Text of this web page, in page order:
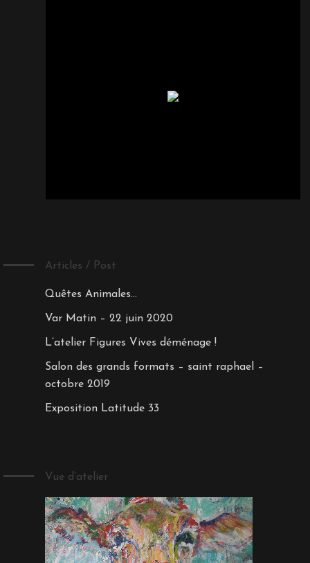
Articles / Post
Quêtes Animales…
Var Matin – 22 juin 2020
L’atelier Figures Vives déménage !
Salon des grands formats – saint raphael –
octobre 2019
Exposition Latitude 33
Vue d’atelier